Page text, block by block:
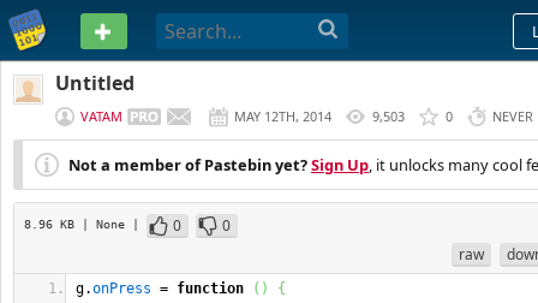
PASTEBIN
Untitled
VATAM MAY 12TH, 2014 9,503 0 NEVER
Not a member of Pastebin yet?Sign Up, it unlocks many cool
8.96 KB | None | 0
0
raw
g.onPress = function ( )
{